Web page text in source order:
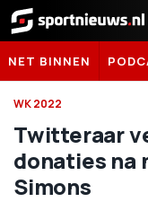
Sportnieuws.nl
NET BINNEN
WK 2022
Twitteraar
donaties na
Simons